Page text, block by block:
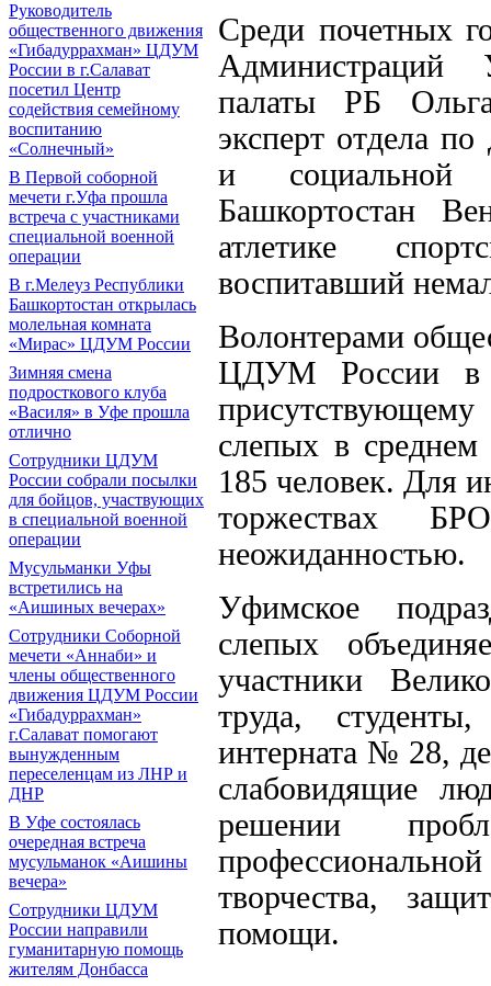
Руководитель
общественного движения
«Гибадуррахман» ЦДУМ
России в г.Салават
посетил Центр
содействия семейному
воспитанию
«Солнечный»
В Первой соборной
мечети г.Уфа прошла
встреча с участниками
специальной военной
операции
В г.Мелеуз Республики
Башкортостан открылась
молельная комната
«Мирас» ЦДУМ России
Зимняя смена
подросткового клуба
«Василя» в Уфе прошла
отлично
Сотрудники ЦДУМ
России собрали посылки
для бойцов, участвующих
в специальной военной
операции
Мусульманки Уфы
встретились на
«Аишиных вечерах»
Сотрудники Соборной
мечети «Аннаби» и
члены общественного
движения ЦДУМ России
«Гибадуррахман»
г.Салават помогают
вынужденным
переселенцам из ЛНР и
ДНР
В Уфе состоялась
очередная встреча
мусульманок «Аишины
вечера»
Сотрудники ЦДУМ
России направили
гуманитарную помощь
жителям Донбасса
Среди почетных
Администраций
палаты РБ
эксперт отдела
и социальной
Башкортостан
атлетике
воспитавший
Волонтерами
ЦДУМ России в
слепых в
185 человек. Для
торжествах
неожиданностью.
Уфимское
слепых
участники
труда,
интерната № 28,
слабовидящие
решении
творчества,
помощи.